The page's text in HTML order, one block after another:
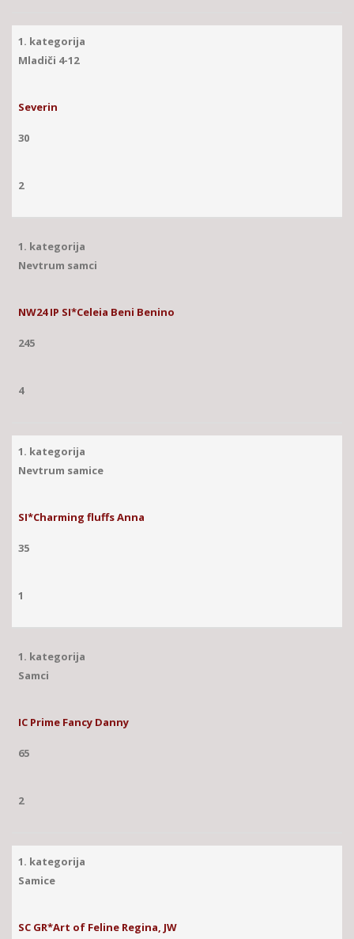
1. kategorija
Mladiči 4-12
Severin
30
2
1. kategorija
Nevtrum samci
NW24 IP SI*Celeia Beni Benino
245
4
1. kategorija
Nevtrum samice
SI*Charming fluffs Anna
35
1
1. kategorija
Samci
IC Prime Fancy Danny
65
2
1. kategorija
Samice
SC GR*Art of Feline Regina, JW